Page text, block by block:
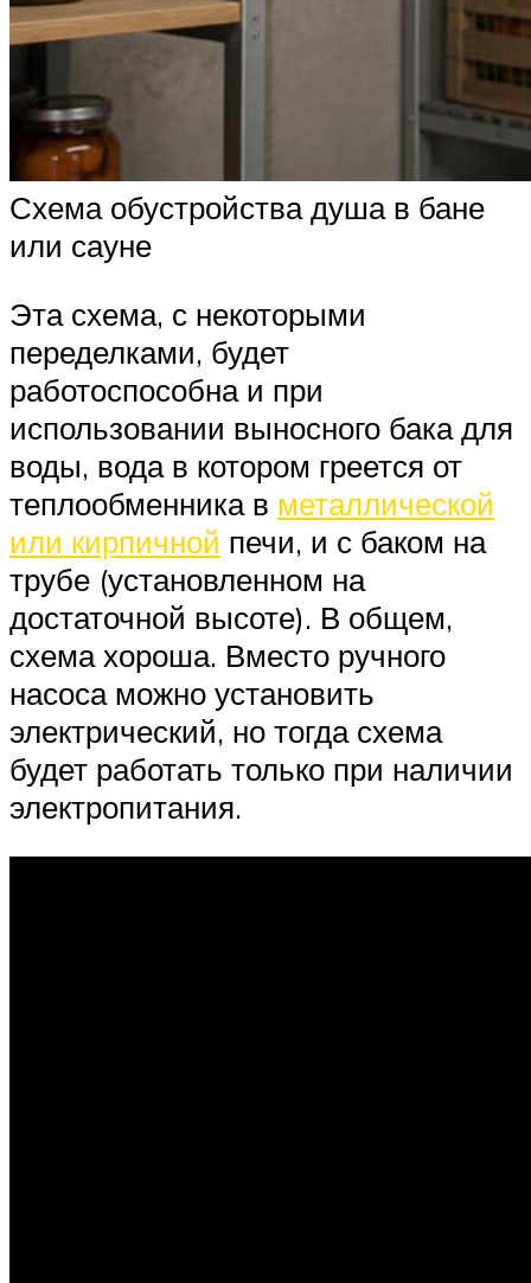
Схема обустройства душа в бане
или сауне
Эта схема, с некоторыми
переделками, будет
работоспособна и при
использовании выносного бака для
воды, вода в котором греется от
теплообменника в металлической
или кирпичной печи, и с баком на
трубе (установленном на
достаточной высоте). В общем,
схема хороша. Вместо ручного
насоса можно установить
электрический, но тогда схема
будет работать только при наличии
электропитания.